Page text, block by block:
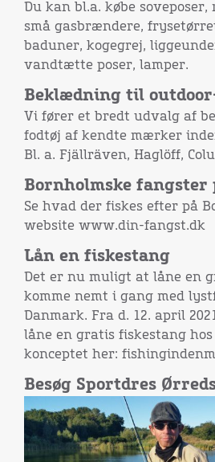
Du kan bl.a. købe
små gasbrændere,
baduner, kogegrej,
vandtætte poser, lamper.
Beklædning til
Vi fører et bredt udvalg af
fodtøj af kendte mærker
Bl. a. Fjällräven, Haglöff,
Bornholmske fangster
Se hvad der fiskes efter på
website www.din-fangst.dk
Lån en fiskestang
Det er nu muligt at låne en
komme nemt i gang med
Danmark. Fra d. 12. april
låne en gratis fiskestang hos
konceptet her:
Besøg Sportdres